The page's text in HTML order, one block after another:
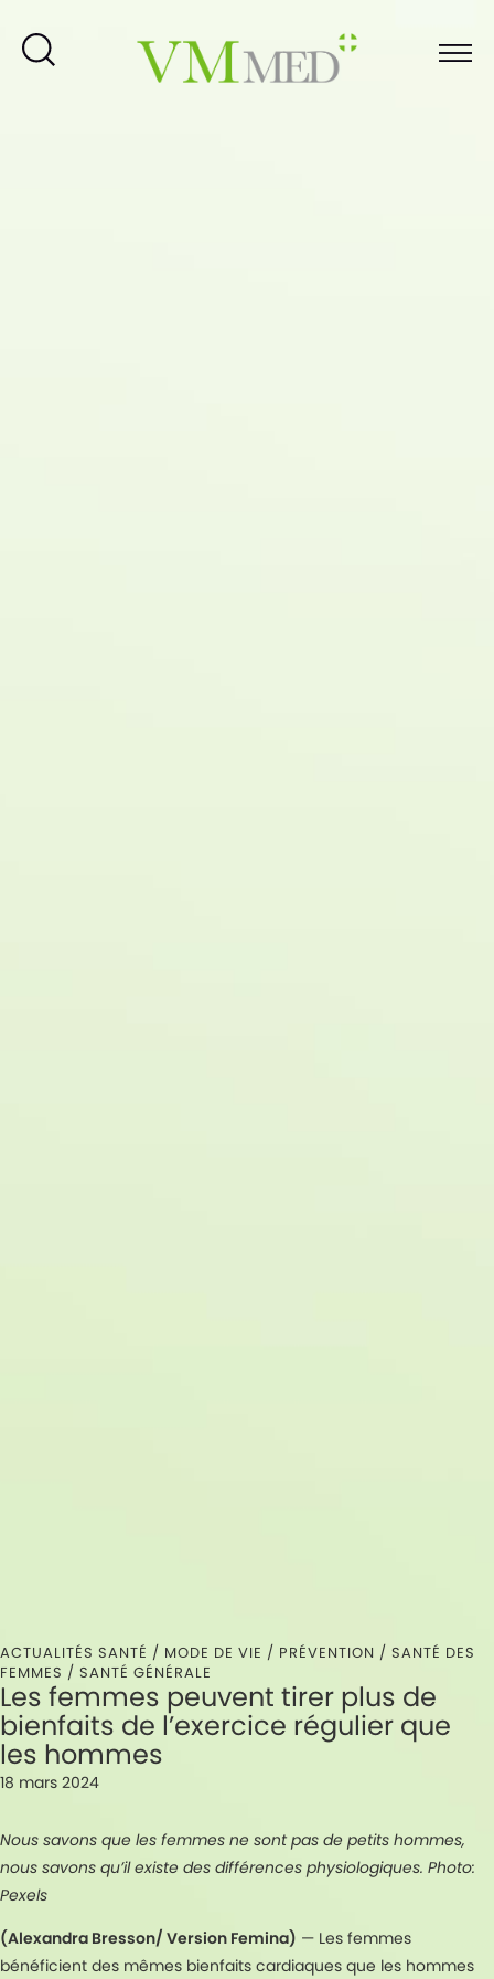
ACTUALITÉS SANTÉ / MODE DE VIE / PRÉVENTION / SANTÉ DES
FEMMES / SANTÉ GÉNÉRALE
Les femmes peuvent tirer plus de
bienfaits de l’exercice régulier que
les hommes
18 mars 2024
Nous savons que les femmes ne sont pas de petits hommes,
nous savons qu’il existe des différences physiologiques. Photo:
Pexels
(Alexandra Bresson/ Version Femina) — Les femmes
bénéficient des mêmes bienfaits cardiaques que les hommes